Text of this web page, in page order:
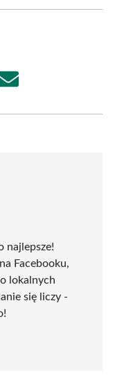
Share
najlepsze!
Facebooku,
lokalnych
się liczy -